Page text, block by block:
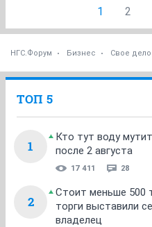
1 2
НГС.Форум Бизнес Свое дело
ТОП 5
1
Кто тут воду
после 2 августа
17 411 28
2
Стоит меньше 500
торги выставили
владелец